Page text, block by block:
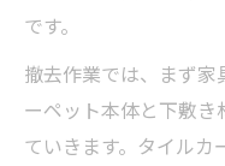
です。
撤去作業では、まず
ーペット本体と下敷
ていきます。タイルカ